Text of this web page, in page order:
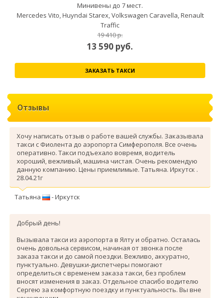
Минивены до 7 мест.
Mercedes Vito, Huyndai Starex, Volkswagen Caravella, Renault
Traffic
19 410 р.
13 590 руб.
ЗАКАЗАТЬ ТАКСИ
Отзывы
Хочу написать отзыв о работе вашей службы. Заказывала
такси с Фиолента до аэропорта Симферополя. Все очень
оперативно. Такси подъехало вовремя, водитель
хороший, вежливый, машина чистая. Очень рекомендую
данную компанию. Цены приемлимые. Татьяна. Иркутск .
28.04.21г
Татьяна - Иркутск
Добрый день!
Вызывала такси из аэропорта в Ялту и обратно. Осталась
очень довольна сервисом, начиная от звонка после
заказа такси и до самой поездки. Вежливо, аккуратно,
пунктуально. Девушки-диспетчеры помогают
определиться с временем заказа такси, без проблем
вносят изменения в заказ. Отдельное спасибо водителю
Сергею за комфортную поездку и пунктуальность. Вы вне